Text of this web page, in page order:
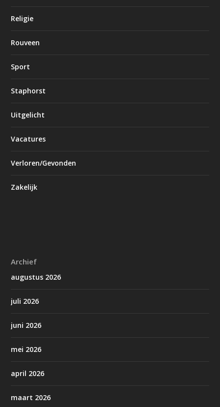
Religie
Rouveen
Sport
Staphorst
Uitgelicht
Vacatures
Verloren/Gevonden
Zakelijk
Archief
augustus 2026
juli 2026
juni 2026
mei 2026
april 2026
maart 2026